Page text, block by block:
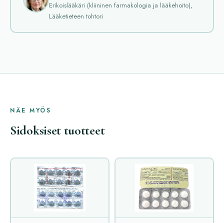
Erikoislääkäri (kliininen farmakologia ja lääkehoito),
Lääketieteen tohtori
NÄE MYÖS
Sidoksiset tuotteet